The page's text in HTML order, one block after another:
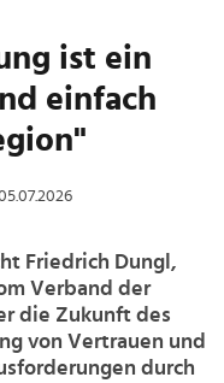
ist ein
einfach
05.07.2026
Friedrich Dungl,
Verband der
die Zukunft des
von Vertrauen und
durch